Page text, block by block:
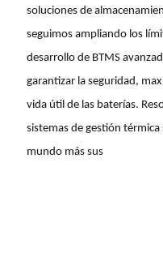
soluciones de
seguimos ampliando los
desarrollo de BTMS
garantizar la seguridad,
vida útil de las baterías.
sistemas de gestión
mundo más sus